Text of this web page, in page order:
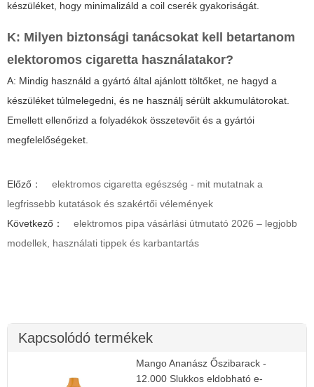
készüléket, hogy minimalizáld a coil cserék gyakoriságát.
K: Milyen biztonsági tanácsokat kell betartanom
elektoromos cigaretta használatakor?
A: Mindig használd a gyártó által ajánlott töltőket, ne hagyd a
készüléket túlmelegedni, és ne használj sérült akkumulátorokat.
Emellett ellenőrizd a folyadékok összetevőit és a gyártói
megfelelőségeket.
Előző：
elektromos cigaretta egészség - mit mutatnak a
legfrissebb kutatások és szakértői vélemények
Következő：
elektromos pipa vásárlási útmutató 2026 – legjobb
modellek, használati tippek és karbantartás
Kapcsolódó termékek
Mango Ananász Őszibarack -
12.000 Slukkos eldobható e-